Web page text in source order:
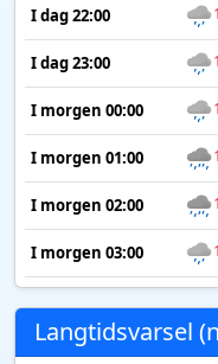
I dag 22:00
I dag 23:00
I morgen 00:00
I morgen 01:00
I morgen 02:00
I morgen 03:00
Langtidsvarsel